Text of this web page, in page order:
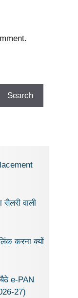
Search
वाली
करना क्यों
e-PAN
27)